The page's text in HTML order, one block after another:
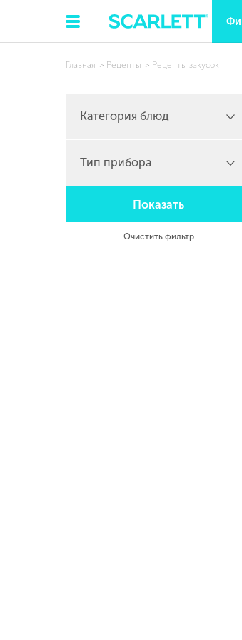
Главная Рецепты Рецепты закусок
Категория блюд
Тип прибора
Показать
Очистить фильтр